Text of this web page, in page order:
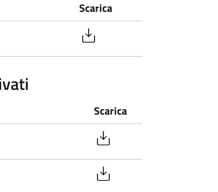
Scarica
Scarica